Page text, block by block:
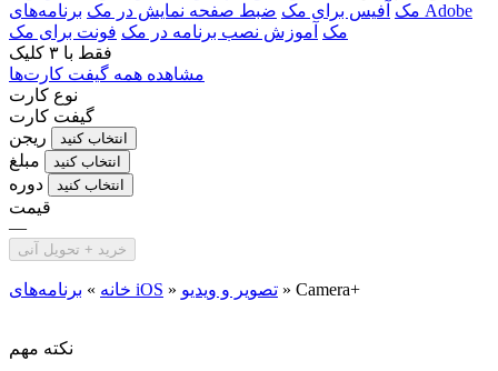
مک آفیس برای مک ضبط صفحه نمایش در مک برنامه‌های Adobe
مک آموزش نصب برنامه در مک فونت برای مک
فقط با ۳ کلیک
مشاهده همه گیفت کارت‌ها
نوع کارت
گیفت کارت
ریجن
انتخاب کنید
مبلغ انتخاب کنید
دوره انتخاب کنید
قیمت
—
خرید + تحویل آنی
خانه » برنامه‌های iOS » تصویر و ویدیو » Camera+
نکته مهم